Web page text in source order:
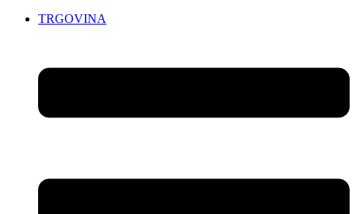
TRGOVINA